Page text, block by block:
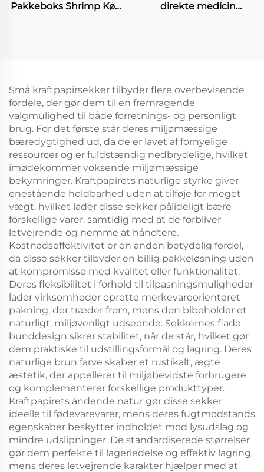
Pakkeboks Shrimp Kød
direkte medicin
Små kraftpapirsekker tilbyder flere overbevisende
fordele, der gør dem til en fremragende
valgmulighed til både forretnings- og personligt
brug. For det første står deres miljømæssige
bæredygtighed ud, da de er lavet af fornyelige
ressourcer og er fuldstændig nedbrydelige, hvilket
imødekommer voksende miljømæssige
bekymringer. Kraftpapirets naturlige styrke giver
enestående holdbarhed uden at tilføje for meget
vægt, hvilket lader disse sekker pålideligt bære
forskellige varer, samtidig med at de forbliver
letvejrende og nemme at håndtere.
Kostnadseffektivitet er en anden betydelig fordel,
da disse sekker tilbyder en billig pakkeløsning uden
at kompromisse med kvalitet eller funktionalitet.
Deres fleksibilitet i forhold til tilpasningsmuligheder
lader virksomheder oprette merkevareorienteret
pakning, der træder frem, mens den bibeholder et
naturligt, miljøvenligt udseende. Sekkernes flade
bunddesign sikrer stabilitet, når de står, hvilket gør
dem praktiske til udstillingsformål og lagring. Deres
naturlige brun farve skaber et rustikalt, ægte
æstetik, der appellerer til miljøbevidste forbrugere
og komplementerer forskellige produkttyper.
Kraftpapirets åndende natur gør disse sekker
ideelle til fødevarevarer, mens deres fugtmodstands
egenskaber beskytter indholdet mod lysudslag og
mindre udslipninger. De standardiserede størrelser
gør dem perfekte til lagerledelse og effektiv lagring,
mens deres letvejrende karakter hjælper med at